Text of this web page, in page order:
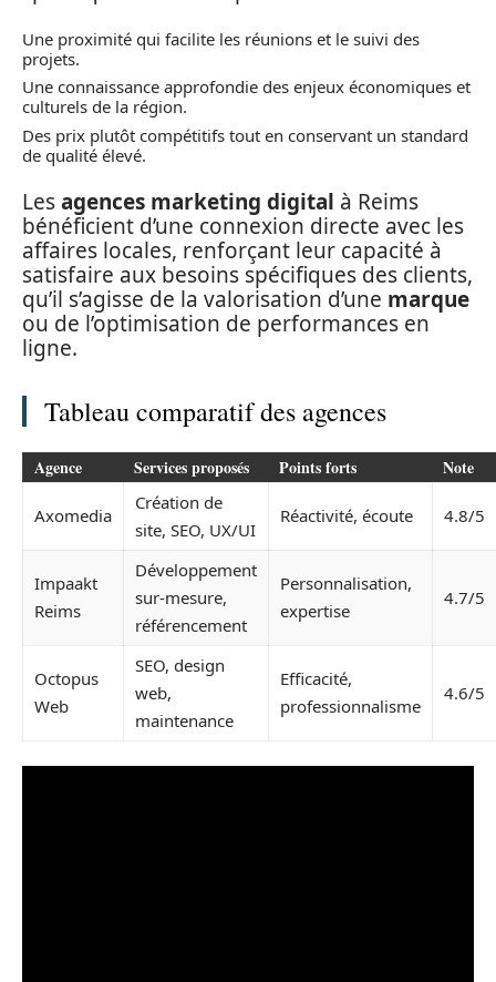
Une proximité qui facilite les réunions et le suivi des
projets.
Une connaissance approfondie des enjeux économiques et
culturels de la région.
Des prix plutôt compétitifs tout en conservant un standard
de qualité élevé.
Lesagences marketing digital à Reims
bénéficient d’une connexion directe avec les
affaires locales, renforçant leur capacité à
satisfaire aux besoins spécifiques des clients,
qu’il s’agisse de la valorisation d’une marque
ou de l’optimisation de performances en
ligne.
Tableau comparatif des agences
Agence Services proposés Points forts Note
Axomedia
Création de
site, SEO, UX/UI
Réactivité, écoute 4.8/5
Impaakt
Reims
Développement
sur-mesure,
référencement
Personnalisation,
expertise
4.7/5
Octopus
Web
SEO, design
web,
maintenance
Efficacité,
professionnalisme
4.6/5